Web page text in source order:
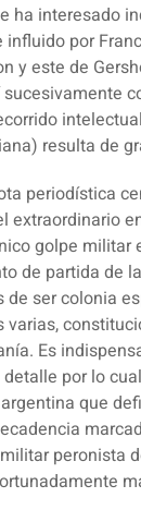
ha interesado
por
y este de
resulta de
periodística
extraordinario
golpe militar
de partida de
ser colonia
varias,
Es
por lo
que
peronista